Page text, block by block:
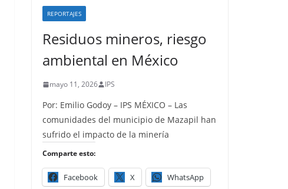
REPORTAJES
Residuos mineros, riesgo
ambiental en México
mayo 11, 2026 IPS
Por: Emilio Godoy – IPS MÉXICO – Las
comunidades del municipio de Mazapil han
sufrido el impacto de la minería
Comparte esto:
Facebook X WhatsApp